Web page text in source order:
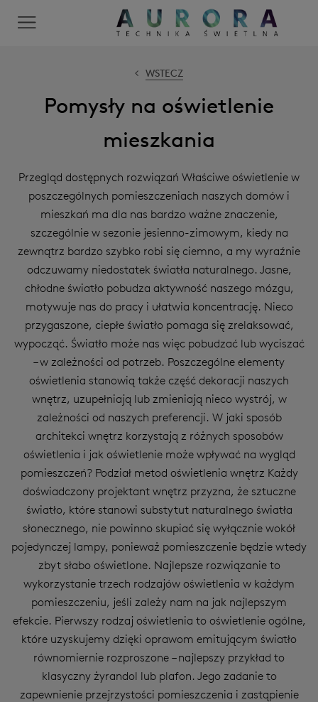
WSTECZ
Pomysły na oświetlenie
mieszkania
Przegląd dostępnych rozwiązań Właściwe oświetlenie w
poszczególnych pomieszczeniach naszych domów i
mieszkań ma dla nas bardzo ważne znaczenie,
szczególnie w sezonie jesienno-zimowym, kiedy na
zewnątrz bardzo szybko robi się ciemno, a my wyraźnie
odczuwamy niedostatek światła naturalnego. Jasne,
chłodne światło pobudza aktywność naszego mózgu,
motywuje nas do pracy i ułatwia koncentrację. Nieco
przygaszone, ciepłe światło pomaga się zrelaksować,
wypocząć. Światło może nas więc pobudzać lub wyciszać
– w zależności od potrzeb. Poszczególne elementy
oświetlenia stanowią także część dekoracji naszych
wnętrz, uzupełniają lub zmieniają nieco wystrój, w
zależności od naszych preferencji. W jaki sposób
architekci wnętrz korzystają z różnych sposobów
oświetlenia i jak oświetlenie może wpływać na wygląd
pomieszczeń? Podział metod oświetlenia wnętrz Każdy
doświadczony projektant wnętrz przyzna, że sztuczne
światło, które stanowi substytut naturalnego światła
słonecznego, nie powinno skupiać się wyłącznie wokół
pojedynczej lampy, ponieważ pomieszczenie będzie wtedy
zbyt słabo oświetlone. Najlepsze rozwiązanie to
wykorzystanie trzech rodzajów oświetlenia w każdym
pomieszczeniu, jeśli zależy nam na jak najlepszym
efekcie. Pierwszy rodzaj oświetlenia to oświetlenie ogólne,
które uzyskujemy dzięki oprawom emitującym światło
równomiernie rozproszone – najlepszy przykład to
klasyczny żyrandol lub plafon. Jego zadanie to
zapewnienie przejrzystości pomieszczenia i zastąpienie